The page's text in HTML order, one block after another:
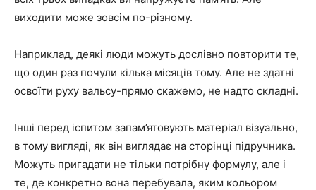
виходити може зовсім по-різному.
Наприклад, деякі люди можуть дослівно повторити те,
що один раз почули кілька місяців тому. Але не здатні
освоїти руху вальсу-прямо скажемо, не надто складні.
Інші перед іспитом запам’ятовують матеріал візуально,
в тому вигляді, як він виглядає на сторінці підручника.
Можуть пригадати не тільки потрібну формулу, але і
те, де конкретно вона перебувала, яким кольором